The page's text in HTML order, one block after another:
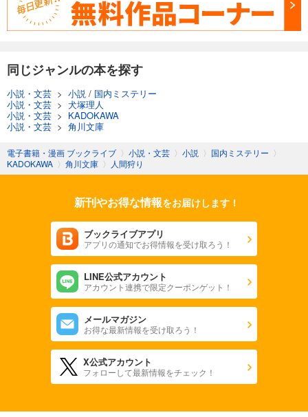
同じジャンルの本を探す
小説・文芸 > 小説 / 国内ミステリー
小説・文芸 > 犬塚理人
小説・文芸 > KADOKAWA
小説・文芸 > 角川文庫
電子書籍・漫画 ブックライブ 〉 小説・文芸 〉 小説 〉 国内ミステリー 〉
KADOKAWA 〉 角川文庫 〉 人間狩り
新刊やお得な情報をお届けします！
ブックライブアプリ
アプリの通知でお得情報を受け取ろう！
LINE公式アカウント
アカウント連携で限定クーポンゲット！
メールマガジン
お得な最新情報を受け取ろう！
X公式アカウント
フォローして最新情報をチェック！